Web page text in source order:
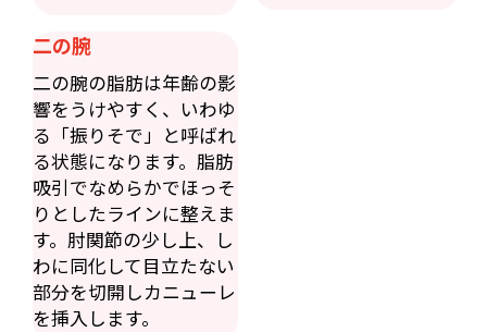
二の腕
二の腕の脂肪は年齢の影
響をうけやすく、いわゆ
る「振りそで」と呼ばれ
る状態になります。脂肪
吸引でなめらかでほっそ
りとしたラインに整えま
す。肘関節の少し上、し
わに同化して目立たない
部分を切開しカニューレ
を挿入します。